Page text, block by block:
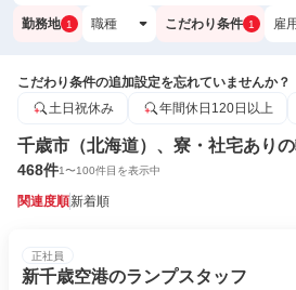
勤務地 1 職種 こだわり条件 1 雇
こだわり条件の追加設定を忘れていませんか？
土日祝休み
年間休日120日以上
千歳市（北海道）、寮・社宅あり
468件1〜100件目を表示中
関連度順新着順
正社員
新千歳空港のランプスタッフ